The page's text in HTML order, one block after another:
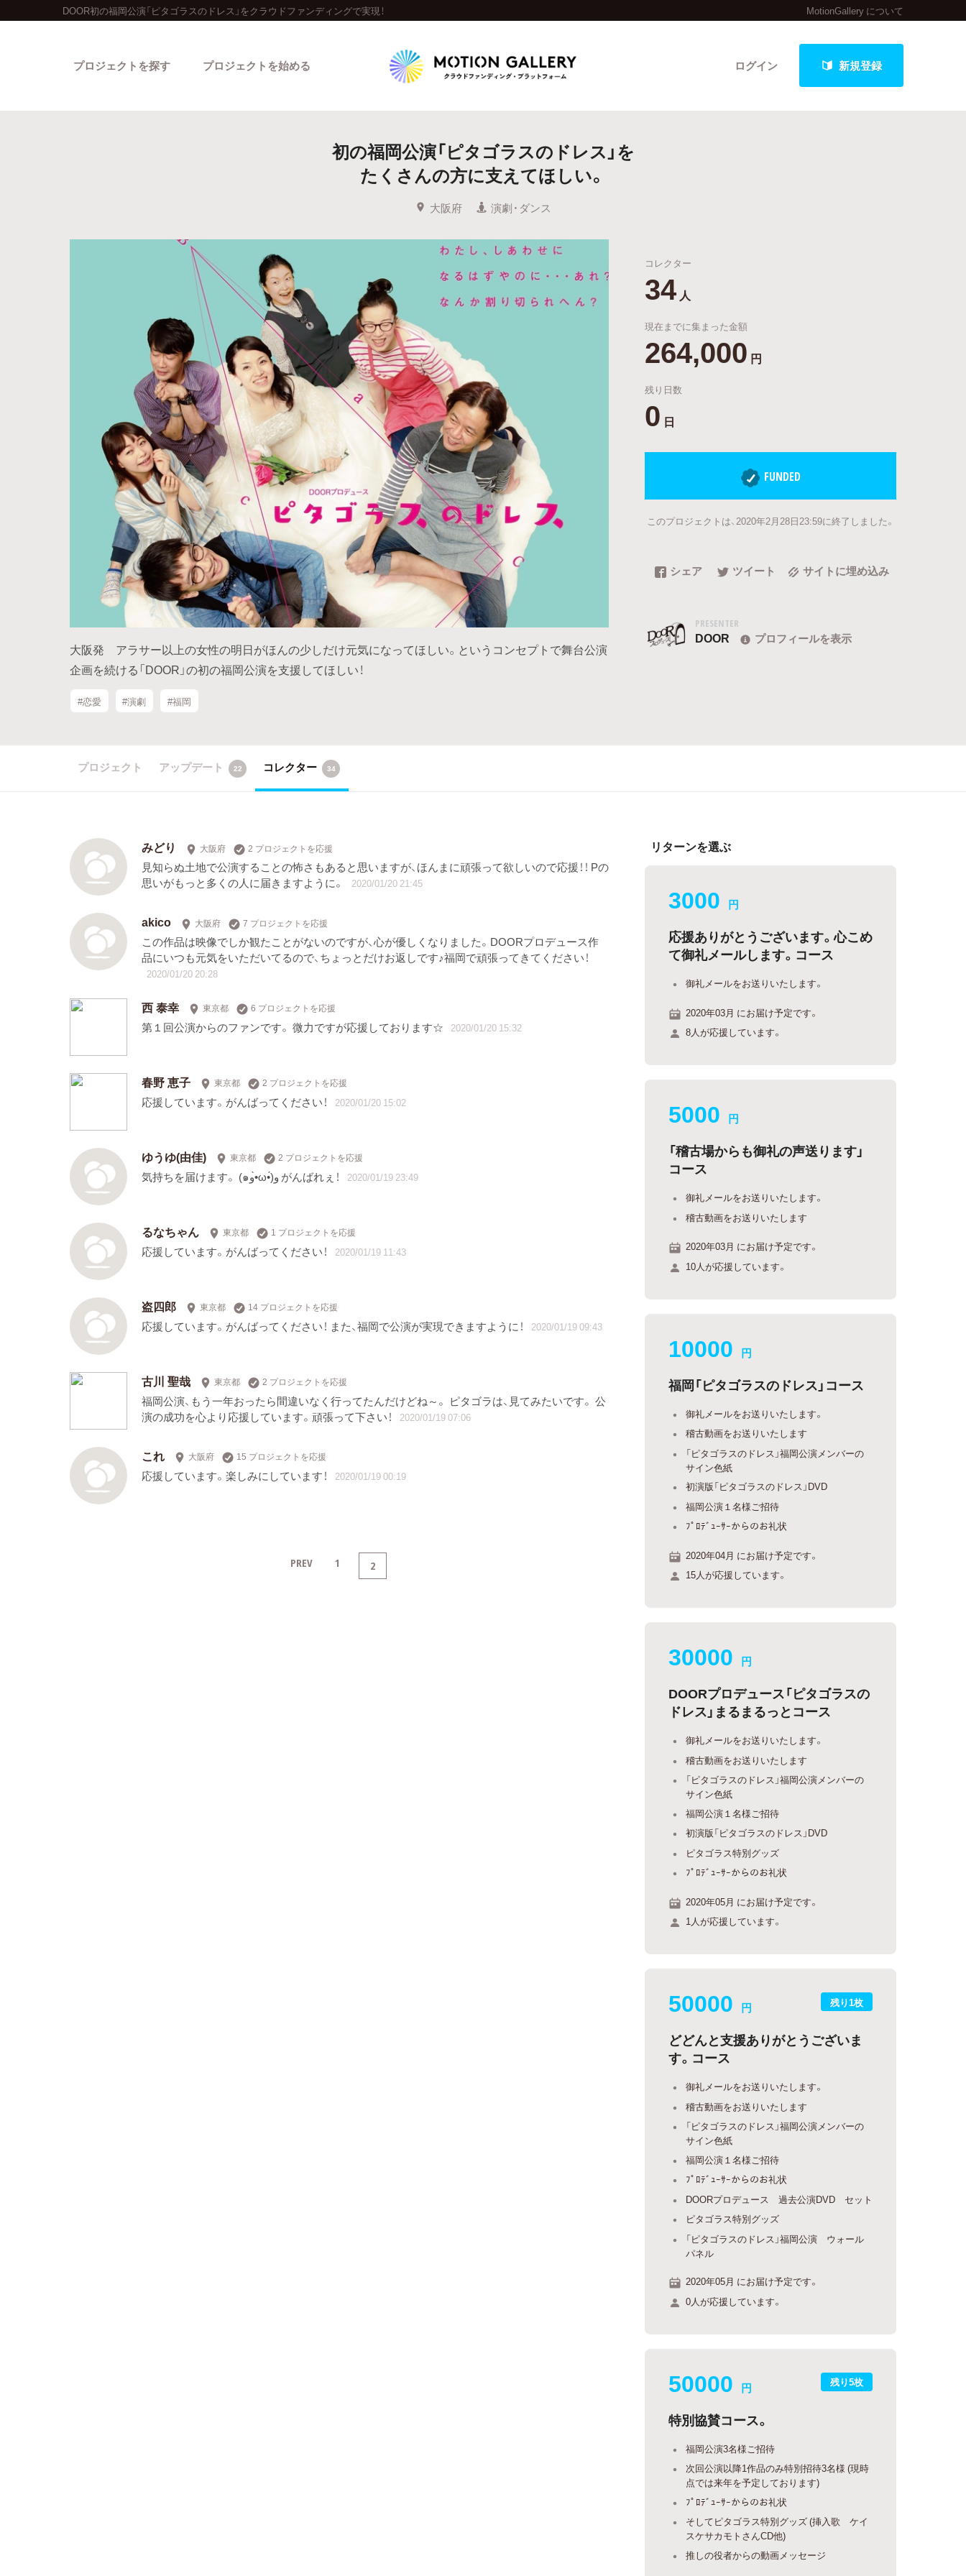
DOOR初の福岡公演「ピタゴラスのドレス」をクラウドファンディングで実現！ MotionGallery について
ログイン 新規登録
プロジェクトを探す
人気のプロジェクト 新着プロジェクト 終了間近のプロジェクト
Feature
カテゴリーから探す タグから探す キュレーターから探す 特集から探す
Legendary
最新達成プロジェクト
プロジェクトを始める
初の福岡公演「ピタゴラスのドレス」を
たくさんの方に支えてほしい。
大阪府 演劇・ダンス
大阪発 アラサー以上の女性の明日がほんの少しだけ元気になってほしい。というコンセプトで舞台公演
企画を続ける「DOOR」の初の福岡公演を支援してほしい！
#恋愛 #演劇 #福岡
コレクター
34 人
現在までに集まった金額
264,000 円
残り日数
0 日
FUNDED
このプロジェクトは、2020年2月28日23:59に終了しました。
シェア ツイート サイトに埋め込み
PRESENTER
DOOR プロフィールを表示
プロジェクト アップデート 22 コレクター 34
みどり 大阪府 2 プロジェクトを応援
見知らぬ土地で公演することの怖さもあると思いますが、ほんまに頑張って欲しいので応援！！ Pの
思いがもっと多くの人に届きますように。
2020/01/20 21:45
akico 大阪府 7 プロジェクトを応援
この作品は映像でしか観たことがないのですが、心が優しくなりました。DOORプロデュース作
品にいつも元気をいただいてるので、ちょっとだけお返しです♪福岡で頑張ってきてください！
2020/01/20 20:28
西 泰幸 東京都 6 プロジェクトを応援
第１回公演からのファンです。 微力ですが応援しております☆ 2020/01/20 15:32
春野 恵子 東京都 2 プロジェクトを応援
応援しています。がんばってください！ 2020/01/20 15:02
ゆうゆ(由佳) 東京都 2 プロジェクトを応援
気持ちを届けます。 (๑و•̀ω•́)و がんばれぇ！ 2020/01/19 23:49
るなちゃん 東京都 1 プロジェクトを応援
応援しています。がんばってください！ 2020/01/19 11:43
盗四郎 東京都 14 プロジェクトを応援
応援しています。がんばってください！ また、福岡で公演が実現できますように！ 2020/01/19 09:43
古川 聖哉 東京都 2 プロジェクトを応援
福岡公演、もう一年おったら間違いなく行ってたんだけどね～。 ピタゴラは、見てみたいです。 公
演の成功を心より応援しています。頑張って下さい！
2020/01/19 07:06
これ 大阪府 15 プロジェクトを応援
応援しています。楽しみにしています！ 2020/01/19 00:19
PREV 1 2
リターンを選ぶ
3000 円
応援ありがとうございます。心こめ
て御礼メールします。コース
御礼メールをお送りいたします。
2020年03月 にお届け予定です。
8人が応援しています。
5000 円
「稽古場からも御礼の声送ります」
コース
御礼メールをお送りいたします。
稽古動画をお送りいたします
2020年03月 にお届け予定です。
10人が応援しています。
10000 円
福岡「ピタゴラスのドレス」コース
御礼メールをお送りいたします。
稽古動画をお送りいたします
「ピタゴラスのドレス」福岡公演メンバーの
サイン色紙
初演版「ピタゴラスのドレス」DVD
福岡公演１名様ご招待
ﾌﾟﾛﾃﾞｭｰｻｰからのお礼状
2020年04月 にお届け予定です。
15人が応援しています。
30000 円
DOORプロデュース「ピタゴラスの
ドレス」まるまるっとコース
御礼メールをお送りいたします。
稽古動画をお送りいたします
「ピタゴラスのドレス」福岡公演メンバーの
サイン色紙
福岡公演１名様ご招待
初演版「ピタゴラスのドレス」DVD
ピタゴラス特別グッズ
ﾌﾟﾛﾃﾞｭｰｻｰからのお礼状
2020年05月 にお届け予定です。
1人が応援しています。
残り1枚
50000 円
どどんと支援ありがとうございま
す。コース
御礼メールをお送りいたします。
稽古動画をお送りいたします
「ピタゴラスのドレス」福岡公演メンバーの
サイン色紙
福岡公演１名様ご招待
ﾌﾟﾛﾃﾞｭｰｻｰからのお礼状
DOORプロデュース 過去公演DVD セット
ピタゴラス特別グッズ
「ピタゴラスのドレス」福岡公演 ウォール
パネル
2020年05月 にお届け予定です。
0人が応援しています。
残り5枚
50000 円
特別協賛コース。
福岡公演3名様ご招待
次回公演以降1作品のみ特別招待3名様 (現時
点では来年を予定しております)
ﾌﾟﾛﾃﾞｭｰｻｰからのお礼状
そしてピタゴラス特別グッズ (挿入歌 ケイ
スケサカモトさんCD他)
推しの役者からの動画メッセージ